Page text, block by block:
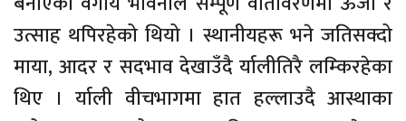
उत्साह थपिरहेको थियो । स्थानीयहरू भने जतिसक्दो
माया, आदर र सदभाव देखाउँदै र्यालीतिरै लम्किरहेका
थिए । र्याली वीचभागमा हात हल्लाउदै आस्थाका